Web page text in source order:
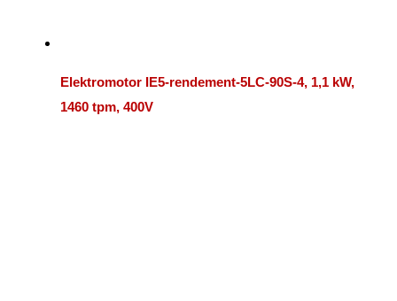
Elektromotor IE5-rendement-5LC-90S-4, 1,1 kW,
1460 tpm, 400V